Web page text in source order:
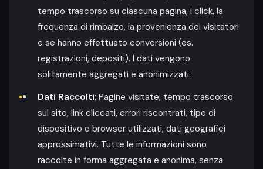
tempo trascorso su ciascuna pagina, i click, la
frequenza di rimbalzo, la provenienza dei visitatori
e se hanno effettuato conversioni (es.
registrazioni, depositi). I dati vengono
solitamente aggregati e anonimizzati.
Dati Raccolti: Pagine visitate, tempo trascorso
sul sito, link cliccati, errori riscontrati, tipo di
dispositivo e browser utilizzati, dati geografici
approssimativi. Tutte le informazioni sono
raccolte in forma aggregata e anonima, senza